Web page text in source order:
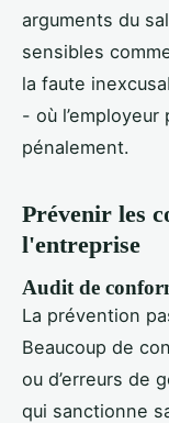
arguments du
sensibles
la faute
- où
pénalement.
Prévenir les
l'entreprise
Audit de
La prévention
Beaucoup de
ou d’erreurs de
qui sanctionne